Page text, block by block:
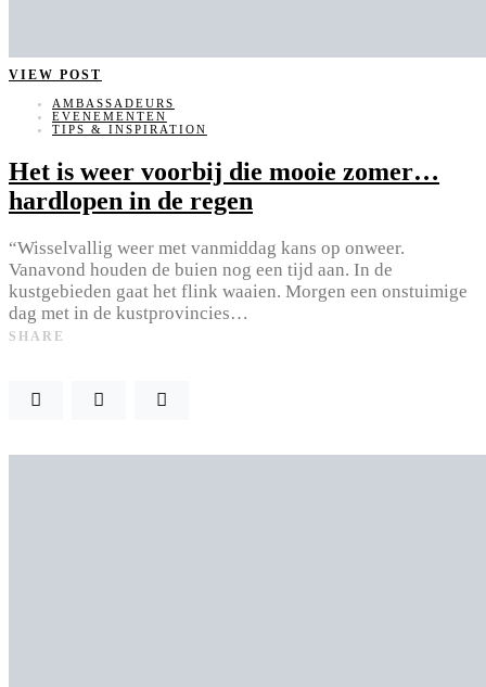
VIEW POST
AMBASSADEURS
EVENEMENTEN
TIPS & INSPIRATION
Het is weer voorbij die mooie zomer…
hardlopen in de regen
“Wisselvallig weer met vanmiddag kans op onweer.
Vanavond houden de buien nog een tijd aan. In de
kustgebieden gaat het flink waaien. Morgen een onstuimige
dag met in de kustprovincies…
SHARE